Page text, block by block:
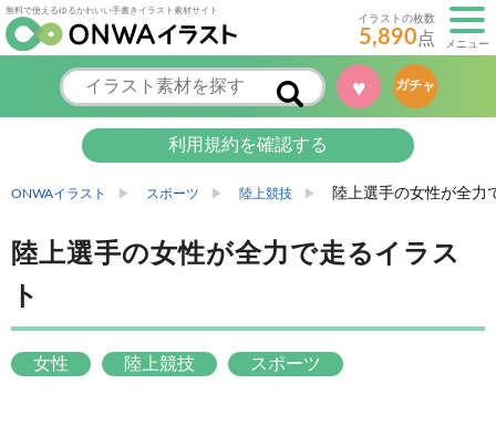
無料で使えるゆるかわいい手書きイラスト素材サイト
イラストの枚数
5,890点 メニュー
♥ ガチャ
利用規約を確認する
ONWAイラスト スポーツ 陸上競技 陸上選手の女性が全力
陸上選手の女性が全力で走るイラス
ト
女性 陸上競技 スポーツ